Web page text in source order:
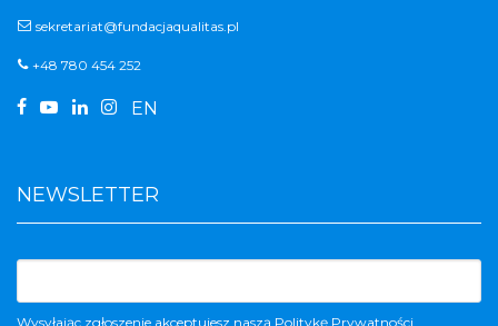
sekretariat@fundacjaqualitas.pl
+48 780 454 252
    EN
NEWSLETTER
Wysyłając zgłoszenie akceptujesz naszą Politykę Prywatności